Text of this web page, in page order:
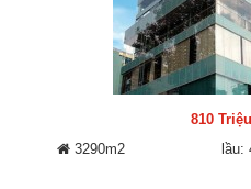
810
3290m2
lầu: